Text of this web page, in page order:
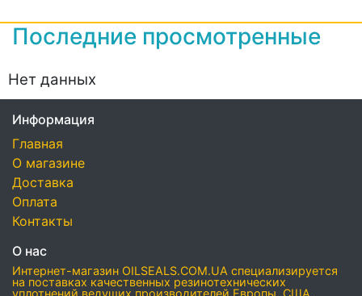
Последние просмотренные
Нет данных
Информация
Главная
О магазине
Доставка
Оплата
Контакты
О нас
Интернет-магазин OILSEALS.COM.UA специализируется
на поставках качественных резинотехнических
уплотнений ведущих производителей Европы, США,